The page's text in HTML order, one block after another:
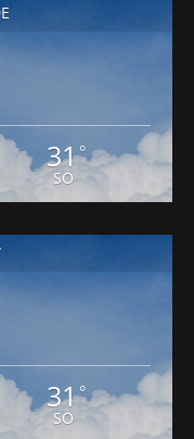
31°
SO
31°
SO